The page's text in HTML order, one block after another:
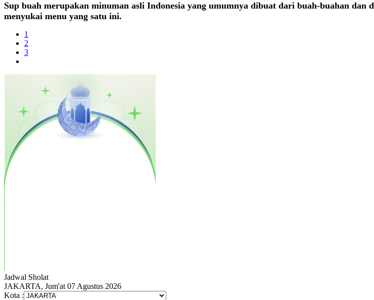
Sup buah merupakan minuman asli Indonesia yang umumnya dibuat dari buah-buahan dan
menyukai menu yang satu ini.
1
2
3
Jadwal Sholat
JAKARTA, Jum'at 07 Agustus 2026
Kota :